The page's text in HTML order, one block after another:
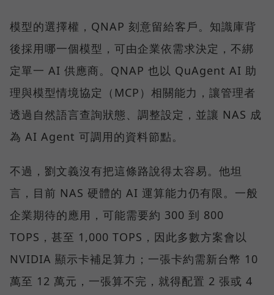
模型的選擇權，QNAP 刻意留給客戶。知識庫背
後採用哪一個模型，可由企業依需求決定，不綁
定單一 AI 供應商。QNAP 也以 QuAgent AI 助
理與模型情境協定（MCP）相關能力，讓管理者
透過自然語言查詢狀態、調整設定，並讓 NAS 成
為 AI Agent 可調用的資料節點。
不過，劉文義沒有把這條路說得太容易。他坦
言，目前 NAS 硬體的 AI 運算能力仍有限。一般
企業期待的應用，可能需要約 300 到 800
TOPS，甚至 1,000 TOPS，因此多數方案會以
NVIDIA 顯示卡補足算力；一張卡約需新台幣 10
萬至 12 萬元，一張算不完，就得配置 2 張或 4